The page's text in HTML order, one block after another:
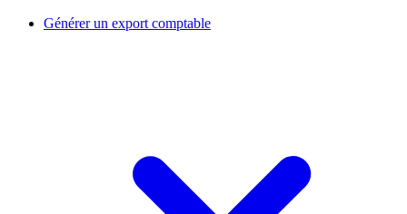
Générer un export comptable